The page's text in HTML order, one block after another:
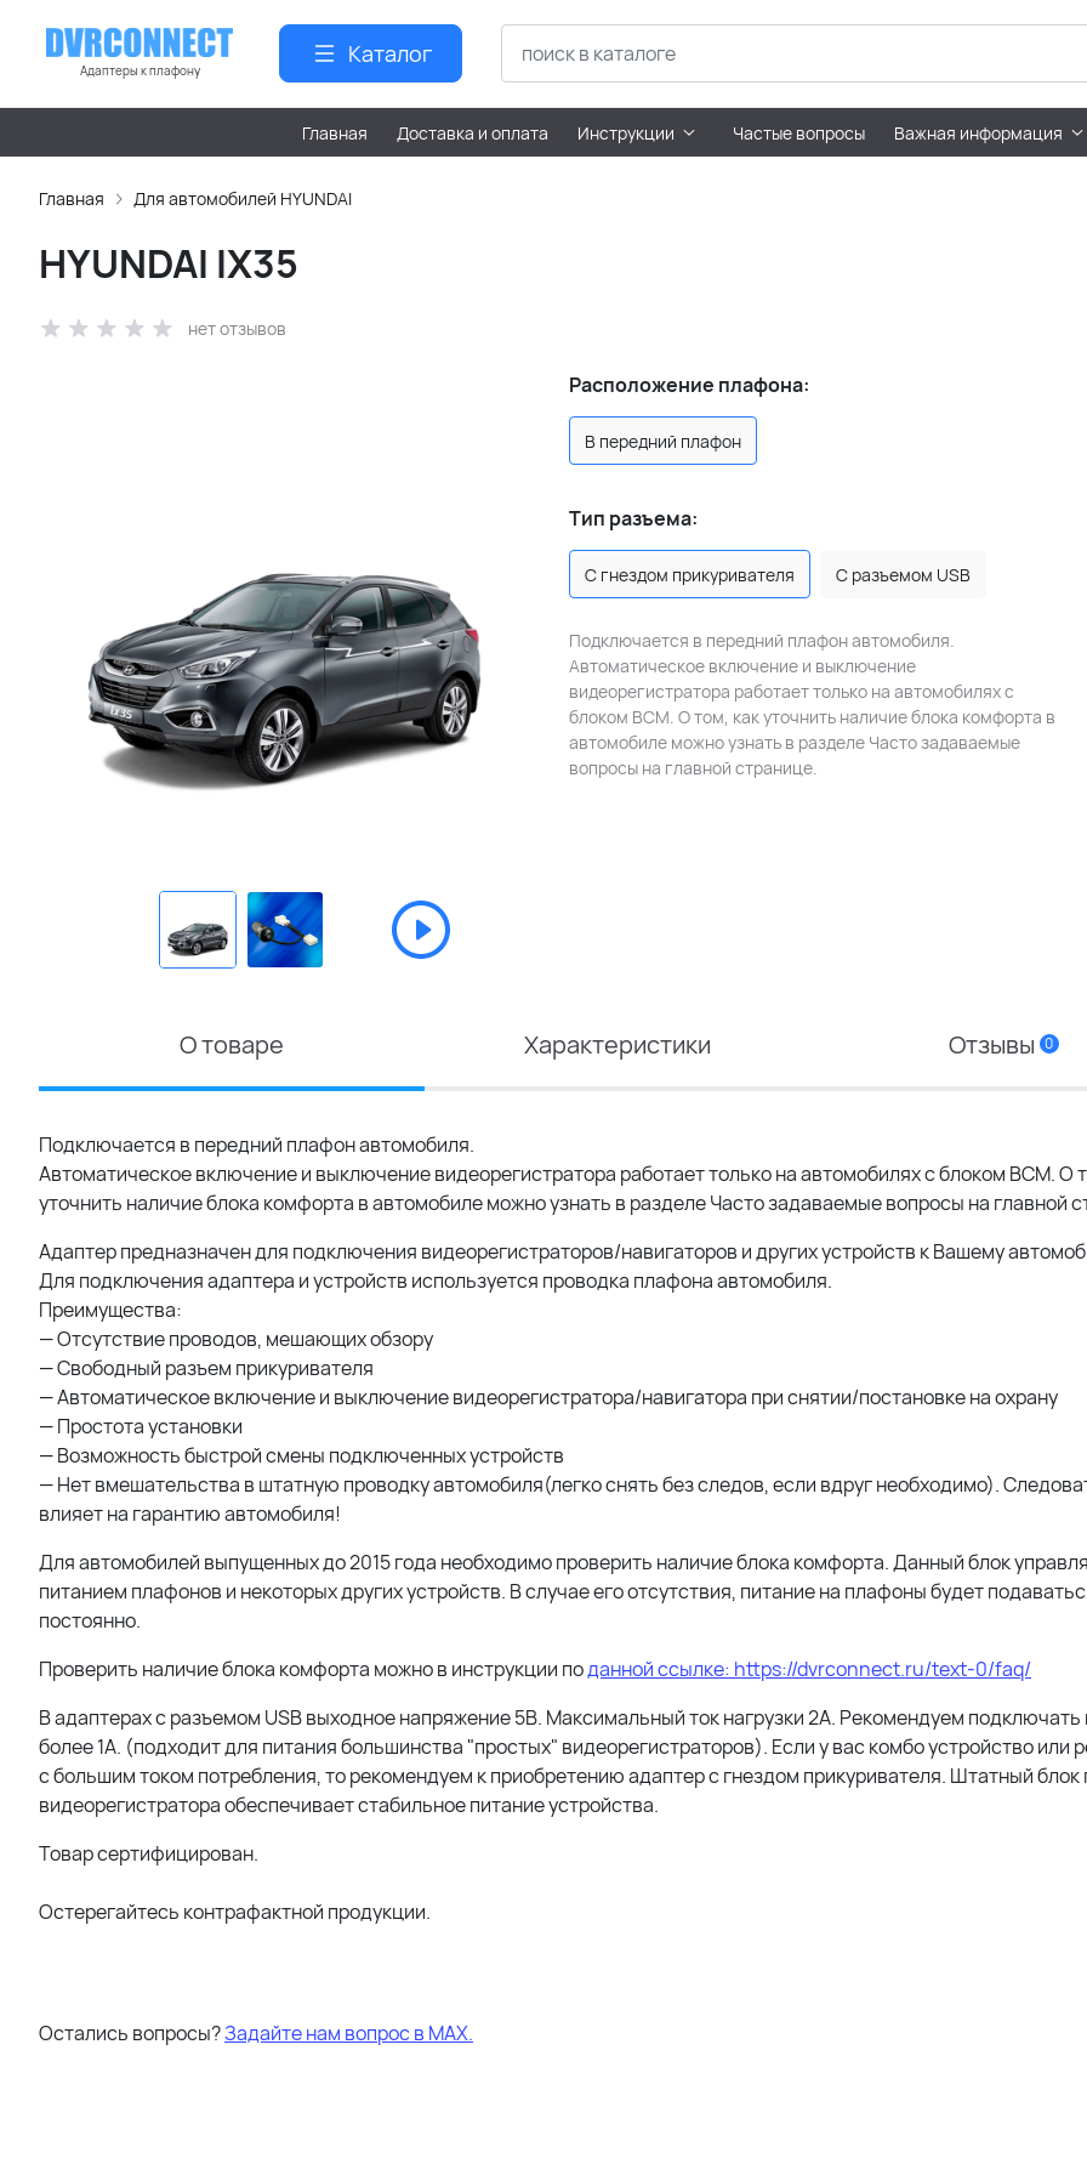
Адаптеры к плафону
Каталог
Главная Доставка и оплата Инструкции Частые вопросы Важная информация
Главная Для автомобилей HYUNDAI
HYUNDAI IX35
нет отзывов
Расположение плафона:
В передний плафон
Тип разъема:
С гнездом прикуривателя С разъемом USB
Подключается в передний плафон автомобиля.
Автоматическое включение и выключение
видеорегистратора работает только на автомобилях с
блоком BCM. О том, как уточнить наличие блока комфорта в
автомобиле можно узнать в разделе Часто задаваемые
вопросы на главной странице.
О товаре Характеристики Отзывы 0
Подключается в передний плафон автомобиля.
Автоматическое включение и выключение видеорегистратора работает только на автомобилях с блоком BCM. О
уточнить наличие блока комфорта в автомобиле можно узнать в разделе Часто задаваемые вопросы на главной
Адаптер предназначен для подключения видеорегистраторов/навигаторов и других устройств к Вашему
Для подключения адаптера и устройств используется проводка плафона автомобиля.
Преимущества:
— Отсутствие проводов, мешающих обзору
— Свободный разъем прикуривателя
— Автоматическое включение и выключение видеорегистратора/навигатора при снятии/постановке на охрану
— Простота установки
— Возможность быстрой смены подключенных устройств
— Нет вмешательства в штатную проводку автомобиля(легко снять без следов, если вдруг необходимо).
влияет на гарантию автомобиля!
Для автомобилей выпущенных до 2015 года необходимо проверить наличие блока комфорта. Данный блок
питанием плафонов и некоторых других устройств. В случае его отсутствия, питание на плафоны будет
постоянно.
Проверить наличие блока комфорта можно в инструкции поданной ссылке: https://dvrconnect.ru/text-0/faq/
В адаптерах с разъемом USB выходное напряжение 5В. Максимальный ток нагрузки 2А. Рекомендуем подключать
более 1А. (подходит для питания большинства "простых" видеорегистраторов). Если у вас комбо устройство или
с большим током потребления, то рекомендуем к приобретению адаптер с гнездом прикуривателя. Штатный блок
видеорегистратора обеспечивает стабильное питание устройства.
Товар сертифицирован.
Остерегайтесь контрафактной продукции.
Остались вопросы?Задайте нам вопрос в МАХ.